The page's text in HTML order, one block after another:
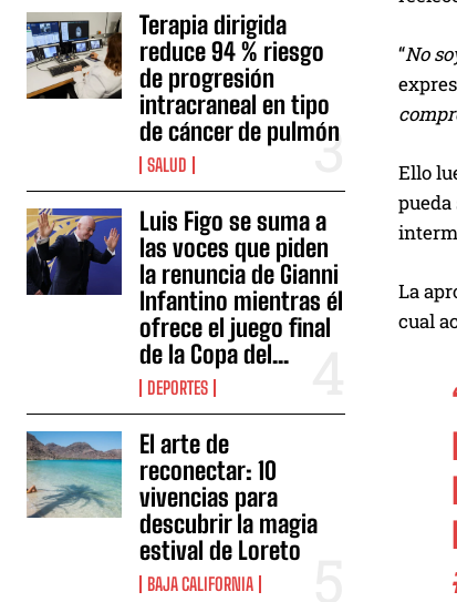
Terapia dirigida
reduce 94 % riesgo
de progresión
intracraneal en tipo
de cáncer de pulmón
SALUD
Luis Figo se suma a
las voces que piden
la renuncia de Gianni
Infantino mientras él
ofrece el juego final
de la Copa del...
DEPORTES
El arte de
reconectar: 10
vivencias para
descubrir la magia
estival de Loreto
BAJA CALIFORNIA
“No
Ello
La
cual